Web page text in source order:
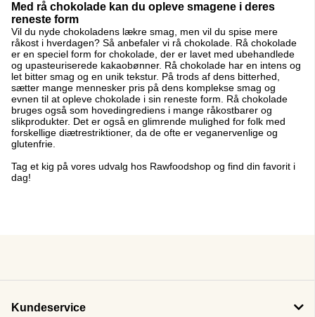
Med rå chokolade kan du opleve smagene i deres
reneste form
Vil du nyde chokoladens lækre smag, men vil du spise mere
råkost i hverdagen? Så anbefaler vi rå chokolade. Rå chokolade
er en speciel form for chokolade, der er lavet med ubehandlede
og upasteuriserede kakaobønner. Rå chokolade har en intens og
let bitter smag og en unik tekstur. På trods af dens bitterhed,
sætter mange mennesker pris på dens komplekse smag og
evnen til at opleve chokolade i sin reneste form. Rå chokolade
bruges også som hovedingrediens i mange råkostbarer og
slikprodukter. Det er også en glimrende mulighed for folk med
forskellige diætrestriktioner, da de ofte er veganervenlige og
glutenfrie.
Tag et kig på vores udvalg hos Rawfoodshop og find din favorit i
dag!
Kundeservice